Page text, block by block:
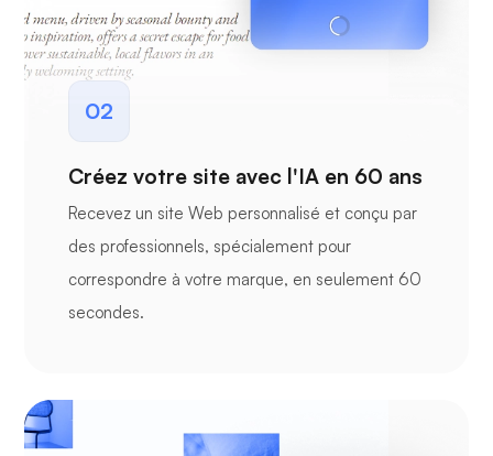
02
Créez votre site avec l'IA en 60 ans
Recevez un site Web personnalisé et conçu par
des professionnels, spécialement pour
correspondre à votre marque, en seulement 60
secondes.